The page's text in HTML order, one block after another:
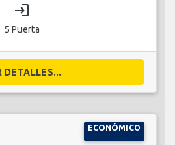
login
5 Puerta
DETALLES...
ECONÓMICO